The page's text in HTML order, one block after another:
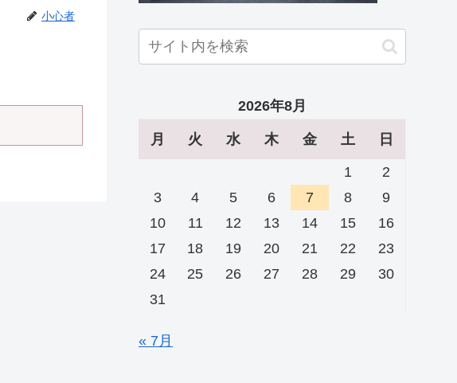
小心者
2026年8月
月 火 水 木 金 土 日
1
2
3
4 5 6 7 8
9
10
11 12 13 14 15
16
17
18 19 20 21 22
23
24
25 26 27 28 29
30
31
« 7月